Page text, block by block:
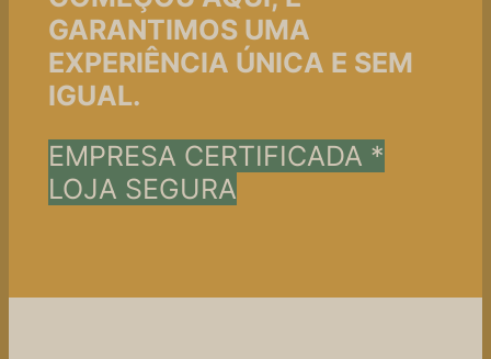
GARANTIMOS UMA
EXPERIÊNCIA ÚNICA E SEM
IGUAL.
EMPRESA CERTIFICADA *
LOJA SEGURA